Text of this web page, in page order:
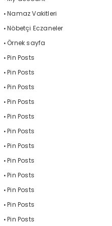
Namaz Vakitleri
Nöbetçi Eczaneler
Örnek sayfa
Pin Posts
Pin Posts
Pin Posts
Pin Posts
Pin Posts
Pin Posts
Pin Posts
Pin Posts
Pin Posts
Pin Posts
Pin Posts
Pin Posts